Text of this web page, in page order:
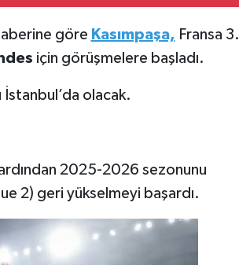
göre Kasımpaşa, Fransa 3.
için görüşmelere başladı.
olacak.
2025-2026 sezonunu
2) geri yükselmeyi başardı.